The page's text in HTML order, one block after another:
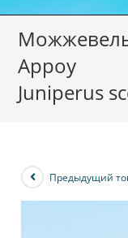
Арроу
Juniperus
Предыдущий